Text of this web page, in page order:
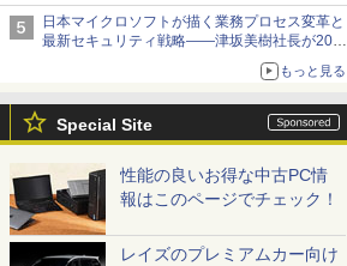
日本マイクロソフトが描く業務プロセス変革と
最新セキュリティ戦略――津坂美樹社長が2027
もっと見る
Special Site
性能の良いお得な中古PC情
報はこのページでチェック！
レイズのプレミアムカー向け